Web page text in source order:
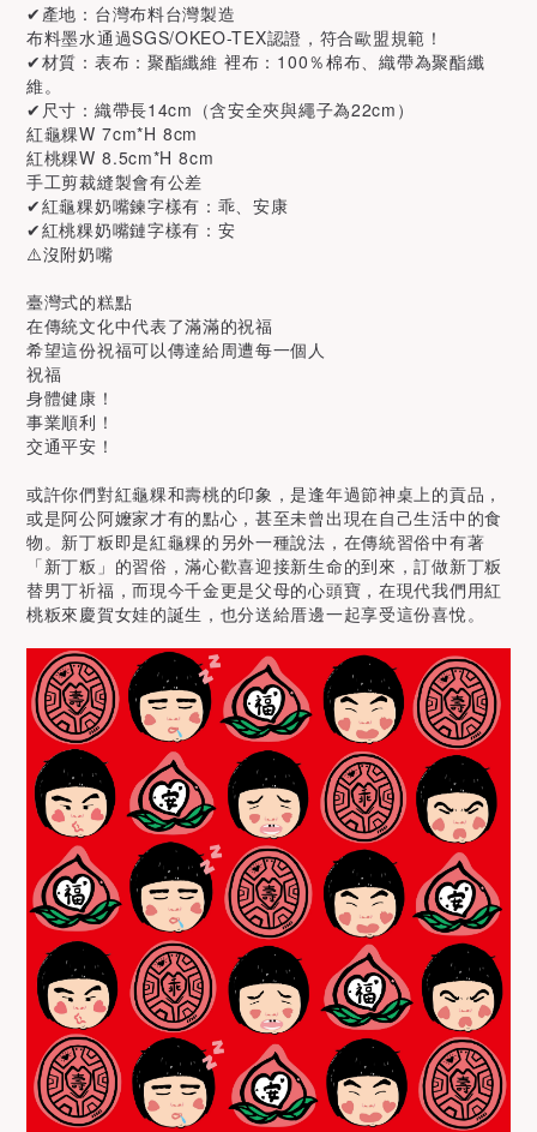
✔產地：台灣布料台灣製造
布料墨水通過SGS/OKEO-TEX認證，符合歐盟規範！
✔材質：表布：聚酯纖維 裡布：100％棉布、織帶為聚酯纖
維。
✔尺寸：織帶長14cm（含安全夾與繩子為22cm）
紅龜粿W 7cm*H 8cm
紅桃粿W 8.5cm*H 8cm
手工剪裁縫製會有公差
✔紅龜粿奶嘴鍊字樣有：乖、安康
✔紅桃粿奶嘴鏈字樣有：安
⚠️沒附奶嘴
臺灣式的糕點
在傳統文化中代表了滿滿的祝福
希望這份祝福可以傳達給周遭每一個人
祝福
身體健康！
事業順利！
交通平安！
或許你們對紅龜粿和壽桃的印象，是逢年過節神桌上的貢品，
或是阿公阿嬤家才有的點心，甚至未曾出現在自己生活中的食
物。新丁粄即是紅龜粿的另外一種說法，在傳統習俗中有著
「新丁粄」的習俗，滿心歡喜迎接新生命的到來，訂做新丁粄
替男丁祈福，而現今千金更是父母的心頭寶，在現代我們用紅
桃粄來慶賀女娃的誕生，也分送給厝邊一起享受這份喜悅。